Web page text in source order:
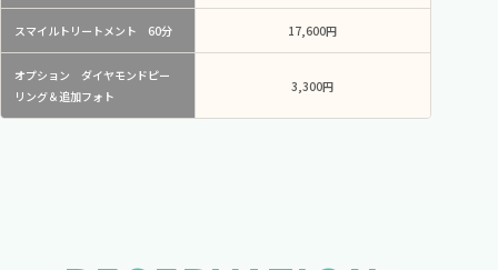
スマイルトリートメント 60分 17,600円
オプション ダイヤモンドピー
リング＆追加フォト
3,300円